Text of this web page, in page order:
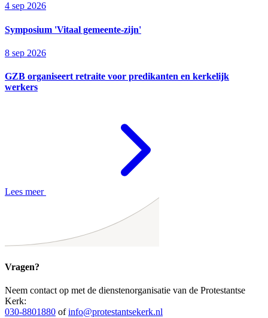
4 sep 2026
Symposium 'Vitaal gemeente-zijn'
8 sep 2026
GZB organiseert retraite voor predikanten en kerkelijk
werkers
Lees meer
Vragen?
Neem contact op met de dienstenorganisatie van de Protestantse
Kerk:
030-8801880 ofinfo@protestantsekerk.nl